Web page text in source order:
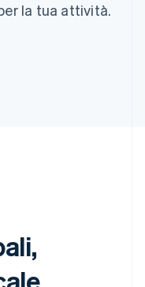
la tua attività.